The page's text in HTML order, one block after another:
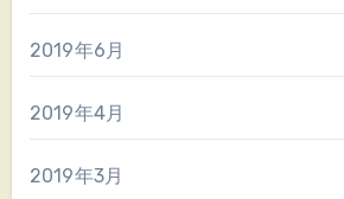
2019年6月
2019年4月
2019年3月